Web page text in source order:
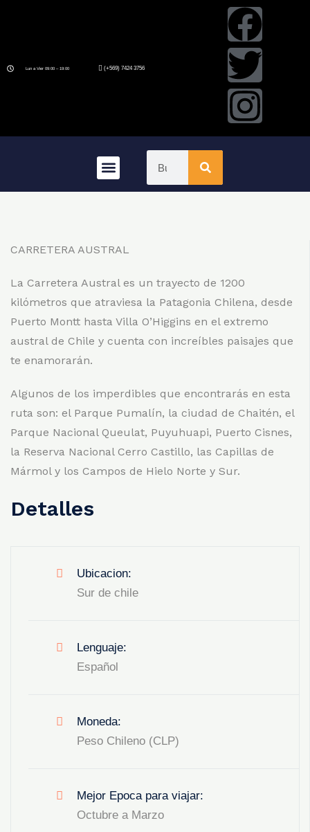
Lun a Vier 09:00 – 19:00 (+569) 7424 3756
CARRETERA AUSTRAL
La Carretera Austral es un trayecto de 1200
kilómetros que atraviesa la Patagonia Chilena, desde
Puerto Montt hasta Villa O’Higgins en el extremo
austral de Chile y cuenta con increíbles paisajes que
te enamorarán.
Algunos de los imperdibles que encontrarás en esta
ruta son: el Parque Pumalín, la ciudad de Chaitén, el
Parque Nacional Queulat, Puyuhuapi, Puerto Cisnes,
la Reserva Nacional Cerro Castillo, las Capillas de
Mármol y los Campos de Hielo Norte y Sur.
Detalles
Ubicacion:
Sur de chile
Lenguaje:
Español
Moneda:
Peso Chileno (CLP)
Mejor Epoca para viajar:
Octubre a Marzo